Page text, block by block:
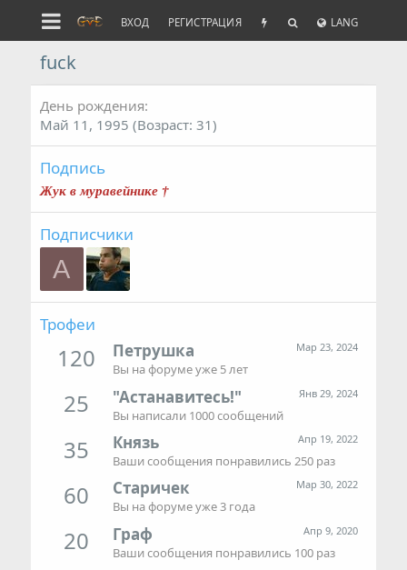
ВХОД РЕГИСТРАЦИЯ LANG
fuck
День рождения
Май 11, 1995 (Возраст: 31)
Подпись
Жук в муравейнике †
Подписчики
A
Трофеи
120 Мар 23, 2024
Петрушка
Вы на форуме уже 5 лет
25 Янв 29, 2024
"Астанавитесь!"
Вы написали 1000 сообщений
35 Апр 19, 2022
Князь
Ваши сообщения понравились 250 раз
60 Мар 30, 2022
Старичек
Вы на форуме уже 3 года
20 Апр 9, 2020
Граф
Ваши сообщения понравились 100 раз